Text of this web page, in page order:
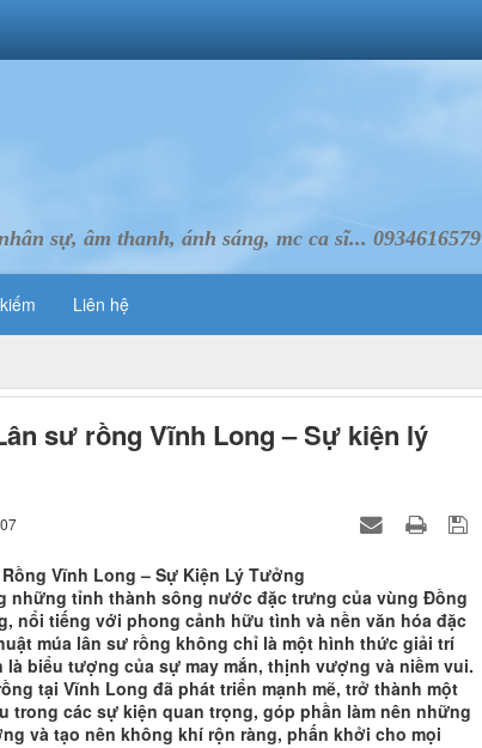
sự, âm thanh, ánh sáng, mc ca sĩ... 0934616579
Liên hệ
sư rồng Vĩnh Long – Sự kiện lý
Vĩnh Long – Sự Kiện Lý Tưởng
những tỉnh thành sông nước đặc trưng của vùng Đồng
nổi tiếng với phong cảnh hữu tình và nền văn hóa đặc
múa lân sư rồng không chỉ là một hình thức giải trí
là biểu tượng của sự may mắn, thịnh vượng và niềm vui.
tại Vĩnh Long đã phát triển mạnh mẽ, trở thành một
trong các sự kiện quan trọng, góp phần làm nên những
và tạo nên không khí rộn ràng, phấn khởi cho mọi